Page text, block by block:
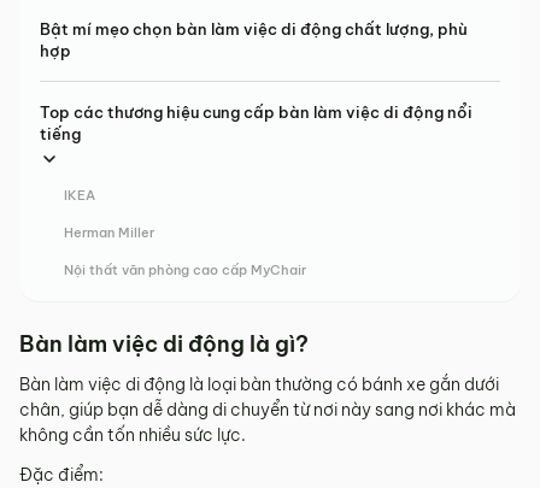
Bật mí mẹo chọn bàn làm việc di động chất lượng, phù
hợp
Top các thương hiệu cung cấp bàn làm việc di động nổi
tiếng
IKEA
Herman Miller
Nội thất văn phòng cao cấp MyChair
Bàn làm việc di động là gì?
Bàn làm việc di động là loại bàn thường có bánh xe gắn dưới
chân, giúp bạn dễ dàng di chuyển từ nơi này sang nơi khác mà
không cần tốn nhiều sức lực.
Đặc điểm: